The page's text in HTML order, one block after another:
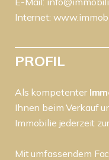
Internet:
PROFIL
Als kompetenter
Ihnen beim Verkauf
Immobilie jederzeit
Mit umfassendem